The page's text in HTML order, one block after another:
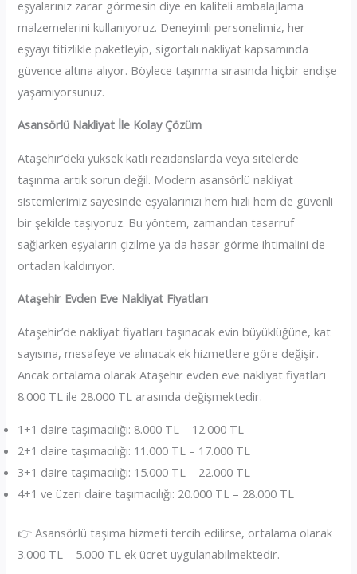
eşyalarınız zarar görmesin diye en kaliteli ambalajlama
malzemelerini kullanıyoruz. Deneyimli personelimiz, her
eşyayı titizlikle paketleyip, sigortalı nakliyat kapsamında
güvence altına alıyor. Böylece taşınma sırasında hiçbir endişe
yaşamıyorsunuz.
Asansörlü Nakliyat İle Kolay Çözüm
Ataşehir’deki yüksek katlı rezidanslarda veya sitelerde
taşınma artık sorun değil. Modern asansörlü nakliyat
sistemlerimiz sayesinde eşyalarınızı hem hızlı hem de güvenli
bir şekilde taşıyoruz. Bu yöntem, zamandan tasarruf
sağlarken eşyaların çizilme ya da hasar görme ihtimalini de
ortadan kaldırıyor.
Ataşehir Evden Eve Nakliyat Fiyatları
Ataşehir’de nakliyat fiyatları taşınacak evin büyüklüğüne, kat
sayısına, mesafeye ve alınacak ek hizmetlere göre değişir.
Ancak ortalama olarak Ataşehir evden eve nakliyat fiyatları
8.000 TL ile 28.000 TL arasında değişmektedir.
1+1 daire taşımacılığı: 8.000 TL – 12.000 TL
2+1 daire taşımacılığı: 11.000 TL – 17.000 TL
3+1 daire taşımacılığı: 15.000 TL – 22.000 TL
4+1 ve üzeri daire taşımacılığı: 20.000 TL – 28.000 TL
👉 Asansörlü taşıma hizmeti tercih edilirse, ortalama olarak
3.000 TL – 5.000 TL ek ücret uygulanabilmektedir.